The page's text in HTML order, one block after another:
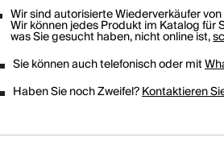
Wir sind autorisierte Wiederverkäufer von
Wir können jedes Produkt im Katalog für
was Sie gesucht haben, nicht online ist,
Sie können auch telefonisch oder mit
Haben Sie noch Zweifel?Kontaktieren